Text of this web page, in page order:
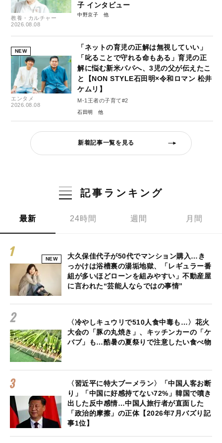
教養・カルチャー
2026.08.08
子 インタビュー
中野京子
NEW
エンタメ
2026.08.08
「ネットの育児の正解は無視していい」
「叱ることで守れる命もある」育児の正
解に悩む新米パパへ、3児の父が伝えたこ
と【NON STYLE石田明×令和ロマン 松井
ケムリ】
M-1王者の子育て#2
石田明
新着記事一覧を見る
記事ランキング
最新 24時間 週間 月間
NEW
大久保佳代子が50代でマンション購入…き
っかけは浴槽裏の湯垢地獄、「レギュラー番
組が多いほどローンを組みやすい」不動産屋
に言われた“芸能人ならではの事情”
〈冷やしキュウリで510人食中毒も…〉花火
大会の「豚の丸焼き」、キッチンカーの「ケ
バブ」も…酷暑の夏祭りで注意したい食べ物
〈習近平に特大ブーメラン〉「中国人客お断
り」「中国に好感持てない72%」韓国で噴き
出した反中感情…中国人旅行者が直面した
「政治的摩擦」の正体【2026年7月バズり記
事1位】